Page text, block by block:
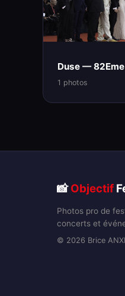
Duse —
1 photos
📸Objectif
Photos pro de
concerts et
© 2026 Brice